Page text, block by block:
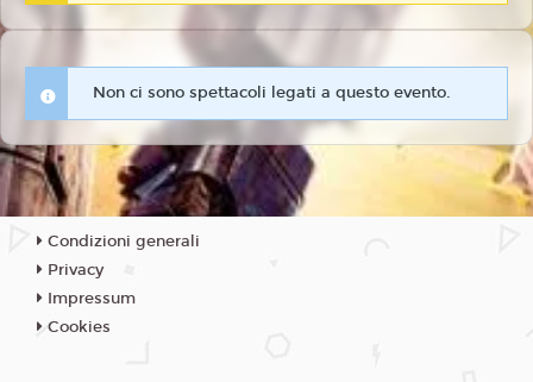
Non ci sono spettacoli legati a questo evento.
Condizioni generali
Privacy
Impressum
Cookies